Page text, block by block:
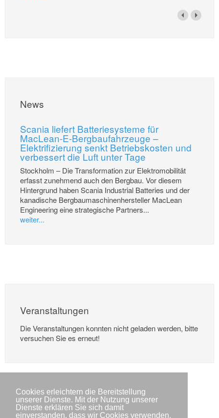
Cookies erleichtern die Bereitstellung
unserer Dienste. Mit der Nutzung unserer
Dienste erklären Sie sich damit
einverstanden, dass wir Cookies verwenden.
News
Scania liefert Batteriesysteme für
MacLean-E-Bergbaufahrzeuge –
Elektrifizierung senkt Betriebskosten und
verbessert die Luft unter Tage
Stockholm – Die Transformation zur Elektromobilität
erfasst zunehmend auch den Bergbau. Vor diesem
Hintergrund haben Scania Industrial Batteries und der
kanadische Bergbaumaschinenhersteller MacLean
Engineering eine strategische Partners...
weiter...
Veranstaltungen
Die Veranstaltungen konnten nicht geladen werden, bitte
versuchen Sie es erneut!